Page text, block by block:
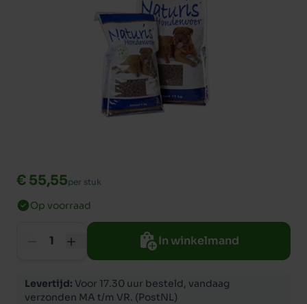
€ 55,55per stuk
Op voorraad
In winkelmand
Levertijd: Voor 17.30 uur besteld, vandaag
verzonden MA t/m VR. (PostNL)